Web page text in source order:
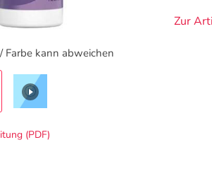
Farbe kann abweichen
Zur
(PDF)